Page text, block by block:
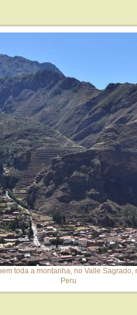
toda a montanha, no Valle
Peru